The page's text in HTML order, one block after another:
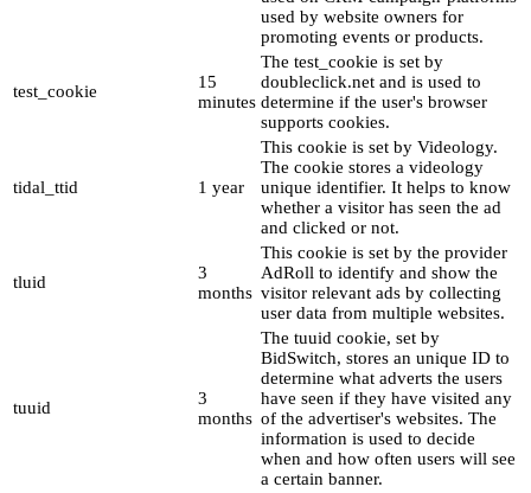
used by website owners for
promoting events or products.
test_cookie
15
minutes
The test_cookie is set by
doubleclick.net and is used to
determine if the user's browser
supports cookies.
tidal_ttid 1 year
This cookie is set by Videology.
The cookie stores a videology
unique identifier. It helps to know
whether a visitor has seen the ad
and clicked or not.
tluid
3
months
This cookie is set by the provider
AdRoll to identify and show the
visitor relevant ads by collecting
user data from multiple websites.
tuuid
3
months
The tuuid cookie, set by
BidSwitch, stores an unique ID to
determine what adverts the users
have seen if they have visited any
of the advertiser's websites. The
information is used to decide
when and how often users will see
a certain banner.